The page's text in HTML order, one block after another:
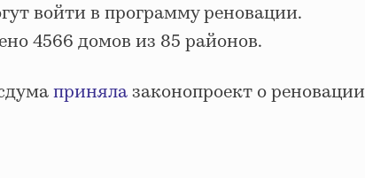
войти в программу реновации.
4566 домов из 85 районов.
принялазаконопроект о реновации